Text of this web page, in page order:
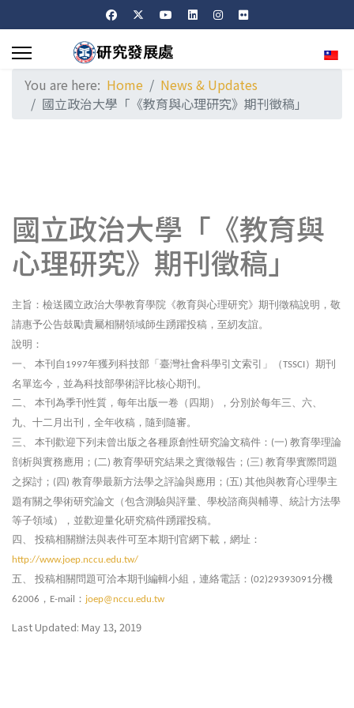
You are here: Home
News & Updates
國立政治大學「《教育與心理研究》期刊徵稿」
國立政治大學「《教育與
心理研究》期刊徵稿」
主旨：檢送國立政治大學教育學院《教育與心理研究》期刊徵稿說明，敬
請惠予公告鼓勵貴屬相關領域師生踴躍投稿，至紉友誼。
說明：
一、
本刊自 1997年獲列科技部「臺灣社會科學引文索引」（TSSCI）期刊
名單迄今，並為科技部學術評比核心期刊。
二、
本刊為季刊性質，每年出版一卷（四期），分別於每年三、六、
九、十二月出刊，全年收稿，隨到隨審。
三、
本刊歡迎下列未曾出版之各種原創性研究論文稿件： (一) 教育學理論
剖析與實務應用； (二) 教育學研究結果之實徵報告； (三) 教育學實際問題
之探討； (四) 教育學最新方法學之評論與應用； (五) 其他與教育心理學主
題有關之學術研究論文（包含測驗與評量、學校諮商與輔導、統計方法學
等子領域），並歡迎量化研究稿件踴躍投稿。
四、
投稿相關辦法與表件可至本期刊官網下載，網址：
http://www.joep.nccu.edu.tw/
五、 投稿相關問題可洽本期刊編輯小組，連絡電話： (02)29393091分機
62006 ， E-mail ： joep@nccu.edu.tw
Last Updated: May 13, 2019